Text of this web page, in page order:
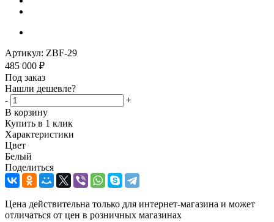
Артикул: ZBF-29
485 000 ₽
Под заказ
Нашли дешевле?
-
+
В корзину
Купить в 1 клик
Характеристики
Цвет
Белый
Поделиться
Цена действительна только для интернет-магазина и может
отличаться от цен в розничных магазинах